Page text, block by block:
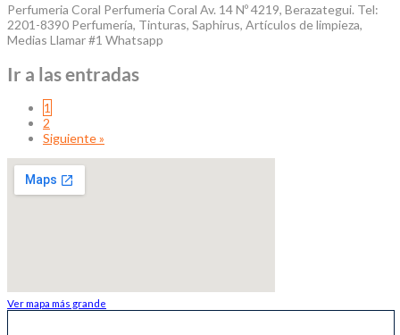
Perfumeria Coral Perfumeria Coral Av. 14 Nº 4219, Berazategui. Tel:
2201-8390 Perfumería, Tinturas, Saphirus, Artículos de limpieza,
Medias Llamar #1 Whatsapp
Ir a las entradas
1
2
Siguiente »
Ver mapa más grande